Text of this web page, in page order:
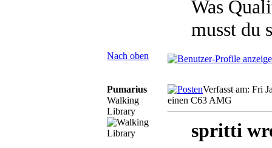
Was
musst du
Nach oben
Pumarius
Walking
Library
Verfasst am: Fri
einen C63 AMG
spritti